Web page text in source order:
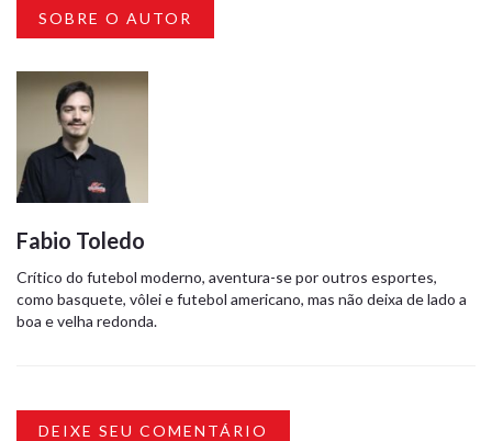
SOBRE O AUTOR
Fabio Toledo
Crítico do futebol moderno, aventura-se por outros esportes,
como basquete, vôlei e futebol americano, mas não deixa de lado a
boa e velha redonda.
DEIXE SEU COMENTÁRIO